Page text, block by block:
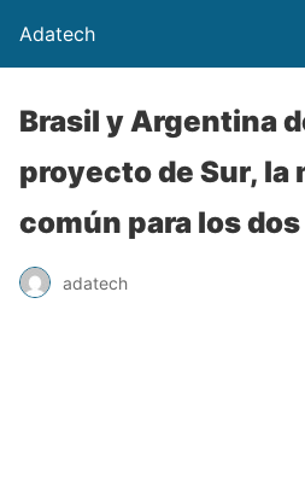
Adatech
Brasil y Argentina
proyecto de Sur, la
común para los
adatech